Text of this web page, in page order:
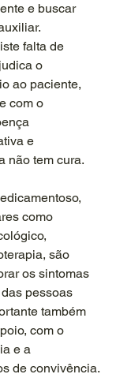
e buscar
falta de
o
ao paciente,
com o
e
não tem cura.
como
são
os sintomas
pessoas
também
com o
e a
de convivência.